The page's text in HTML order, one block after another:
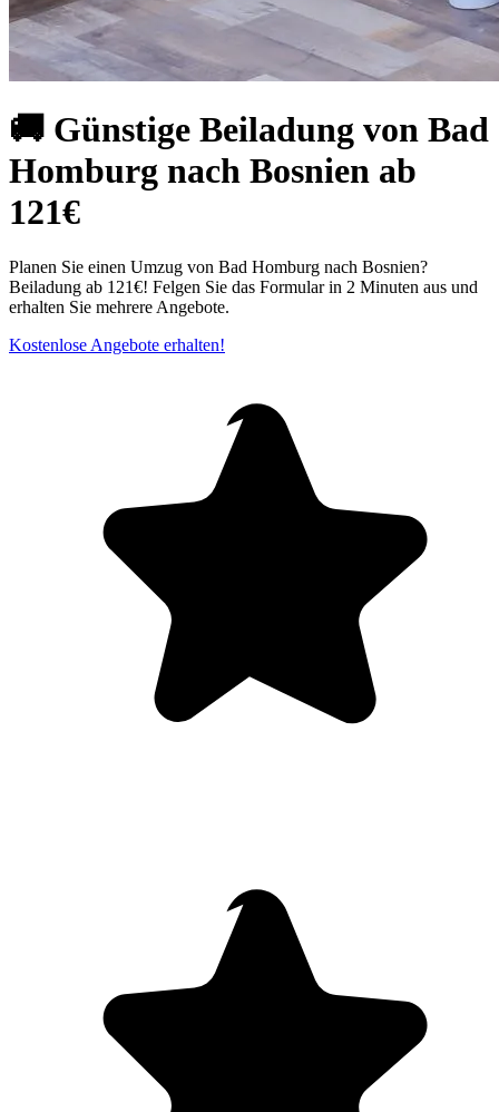
🚚 Günstige Beiladung von Bad
Homburg nach Bosnien ab
121€
Planen Sie einen Umzug von Bad Homburg nach Bosnien?
Beiladung ab 121€! Felgen Sie das Formular in 2 Minuten aus und
erhalten Sie mehrere Angebote.
Kostenlose Angebote erhalten!